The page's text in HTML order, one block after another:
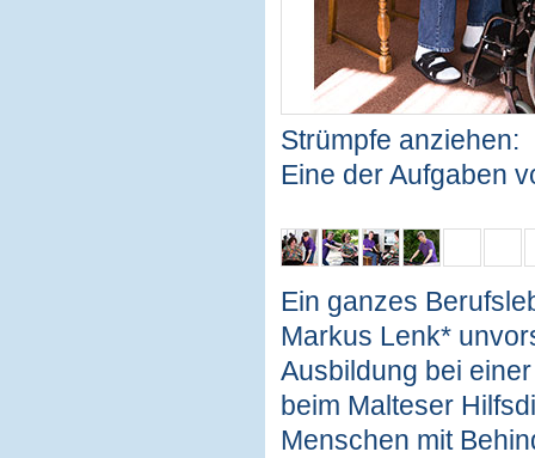
Strümpfe anziehen:
Eine der Aufgaben
Ein ganzes
Markus Lenk*
Ausbildung bei
beim Malteser
Menschen mit